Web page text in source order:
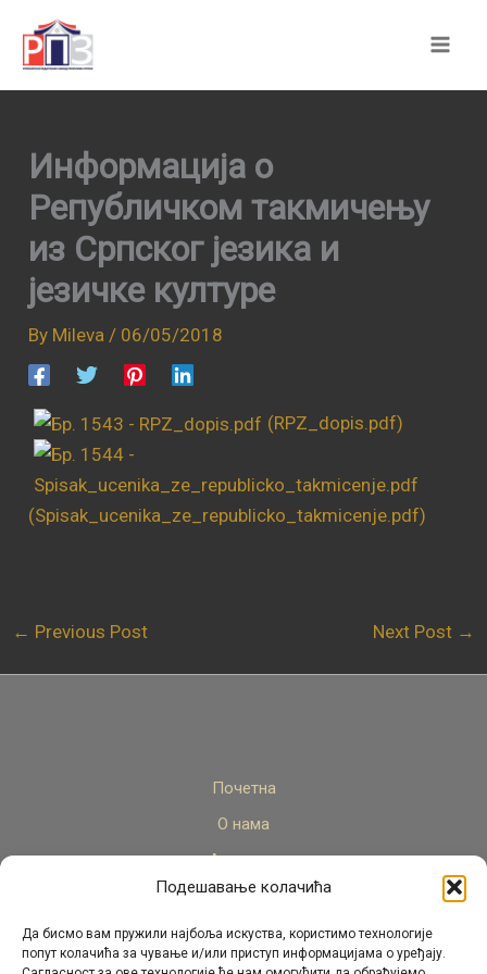
Подешавање колачића
Да бисмо вам пружили најбоља искуства, користимо технологије
попут колачића за чување и/или приступ информацијама о уређају.
content
Информација о
Републичком такмичењу
из Српског језика и
језичке културе
By Mileva / 06/05/2018
(RPZ_dopis.pdf)
(Spisak_ucenika_ze_republicko_takmicenje.pdf)
← Previous Post Next Post →
Почетна
О нама
Актуелно
Стручни кадар
Пројекти
Архива